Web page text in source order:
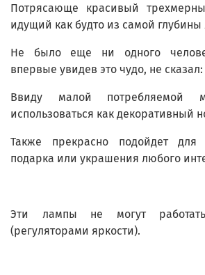
Потрясающе красивый
идущий как будто из самой
Не было еще ни одного
впервые увидев это чудо, не
Ввиду малой потребляемой
использоваться как декоративный
Также прекрасно подойдет для
подарка или украшения любого
Эти лампы не могут
(регуляторами яркости).